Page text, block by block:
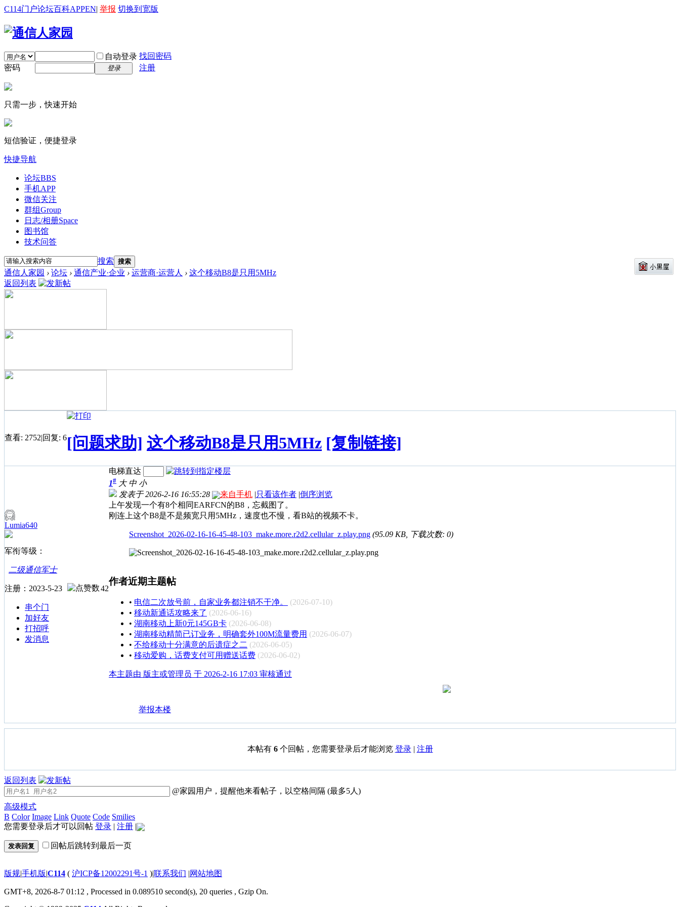
C114门户论坛百科APPEN| 举报 切换到宽版
自动登录 找回密码
密码
登录 注册
只需一步，快速开始
短信验证，便捷登录
快捷导航
论坛BBS
手机APP
微信关注
群组Group
日志/相册Space
图书馆
技术问答
搜索 搜索
通信人家园 › 论坛 › 通信产业·企业 › 运营商·运营人 › 这个移动B8是只用5MHz
返回列表
查看: 2752|回复: 6[问题求助] 这个移动B8是只用5MHz [复制链接]
Lumia640
军衔等级：
二级通信军士
注册：2023-5-23 42
串个门
加好友
打招呼
发消息
电梯直达
1# 大 中 小
发表于 2026-2-16 16:55:28
来自手机 |只看该作者 |倒序浏览
上午发现一个有8个相同EARFCN的B8，忘截图了。
刚连上这个B8是不是频宽只用5MHz，速度也不慢，看B站的视频不卡。
Screenshot_2026-02-16-16-45-48-103_make.more.r2d2.cellular_z.play.png (95.09 KB, 下载次数: 0)
作者近期主题帖
• 电信二次放号前，自家业务都注销不干净。
(2026-07-10)
• 移动新通话攻略来了 (2026-06-16)
• 湖南移动上新0元145GB卡 (2026-06-08)
• 湖南移动精简已订业务，明确套外100M流量费用 (2026-06-07)
• 不给移动十分满意的后遗症之二 (2026-06-05)
• 移动爱购，话费支付可用赠送话费 (2026-06-02)
本主题由 版主或管理员 于 2026-2-16 17:03 审核通过
举报本楼
本帖有 6个回帖，您需要登录后才能浏览 登录| 注册
返回列表
@家园用户，提醒他来看帖子，以空格间隔 (最多5人)
高级模式
B Color Image Link Quote Code Smilies
您需要登录后才可以回帖 登录 | 注册 |
发表回复 回帖后跳转到最后一页
版规|手机版|C114 ( 沪ICP备12002291号-1 )|联系我们 |网站地图
GMT+8, 2026-8-7 01:12 , Processed in 0.089510 second(s), 20 queries , Gzip On.